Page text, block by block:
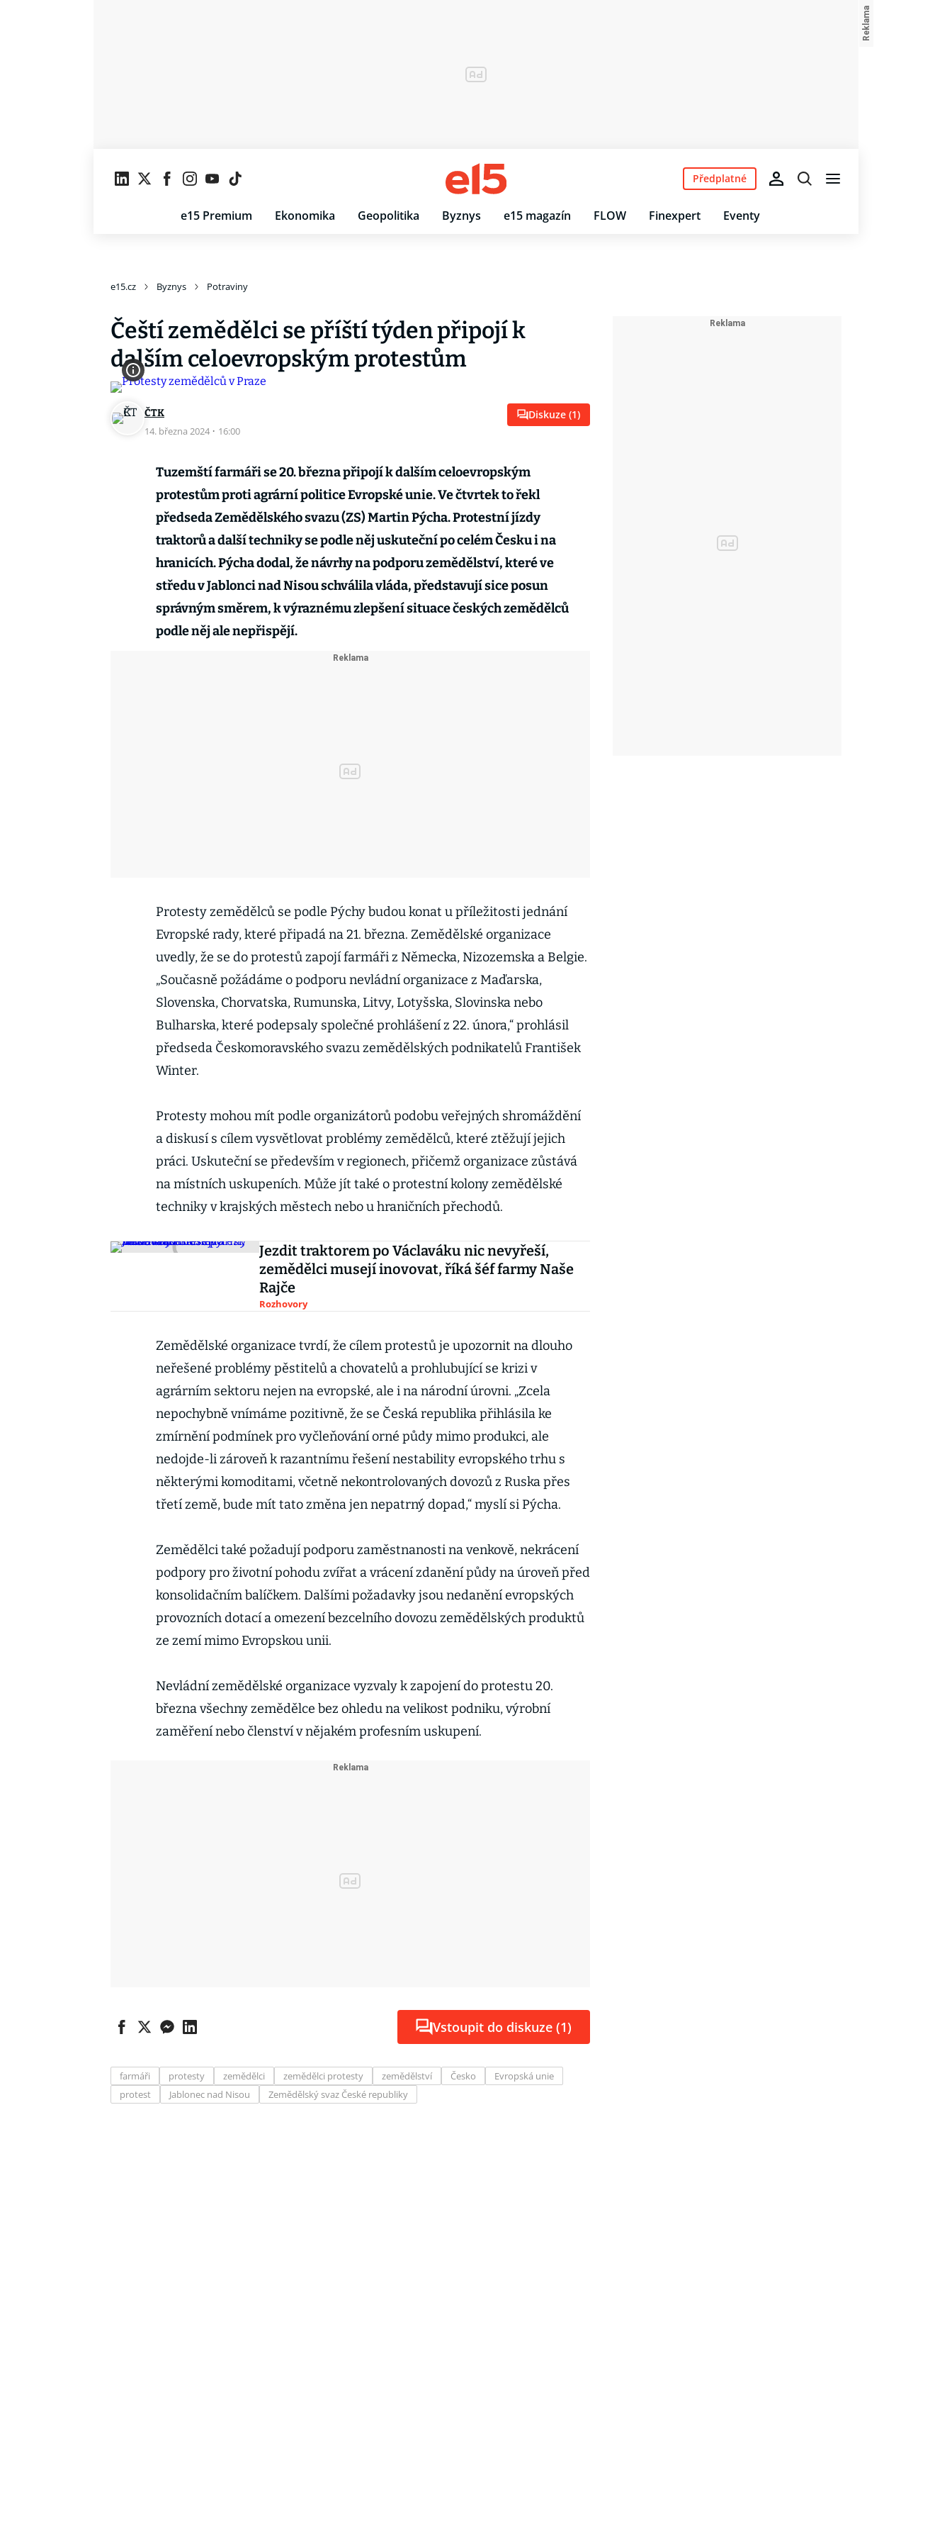
e15 Premium Ekonomika Geopolitika Byznys e15 magazín FLOW Finexpert Eventy
Předplatné
e15.cz Byznys Potraviny
Čeští zemědělci se příští týden připojí k
dalším celoevropským protestům
ČTK
14. března 2024 · 16:00
Diskuze (1)
Tuzemští farmáři se 20. března připojí k dalším celoevropským
protestům proti agrární politice Evropské unie. Ve čtvrtek to řekl
předseda Zemědělského svazu (ZS) Martin Pýcha. Protestní jízdy
traktorů a další techniky se podle něj uskuteční po celém Česku i na
hranicích. Pýcha dodal, že návrhy na podporu zemědělství, které ve
středu v Jablonci nad Nisou schválila vláda, představují sice posun
správným směrem, k výraznému zlepšení situace českých zemědělců
podle něj ale nepřispějí.
Protesty zemědělců se podle Pýchy budou konat u příležitosti jednání
Evropské rady, které připadá na 21. března. Zemědělské organizace
uvedly, že se do protestů zapojí farmáři z Německa, Nizozemska a Belgie.
„Současně požádáme o podporu nevládní organizace z Maďarska,
Slovenska, Chorvatska, Rumunska, Litvy, Lotyšska, Slovinska nebo
Bulharska, které podepsaly společné prohlášení z 22. února,“ prohlásil
předseda Českomoravského svazu zemědělských podnikatelů František
Winter.
Protesty mohou mít podle organizátorů podobu veřejných shromáždění
a diskusí s cílem vysvětlovat problémy zemědělců, které ztěžují jejich
práci. Uskuteční se především v regionech, přičemž organizace zůstává
na místních uskupeních. Může jít také o protestní kolony zemědělské
techniky v krajských městech nebo u hraničních přechodů.
Jezdit traktorem po Václaváku nic nevyřeší,
zemědělci musejí inovovat, říká šéf farmy Naše
Rajče
Rozhovory
Zemědělské organizace tvrdí, že cílem protestů je upozornit na dlouho
neřešené problémy pěstitelů a chovatelů a prohlubující se krizi v
agrárním sektoru nejen na evropské, ale i na národní úrovni. „Zcela
nepochybně vnímáme pozitivně, že se Česká republika přihlásila ke
zmírnění podmínek pro vyčleňování orné půdy mimo produkci, ale
nedojde-li zároveň k razantnímu řešení nestability evropského trhu s
některými komoditami, včetně nekontrolovaných dovozů z Ruska přes
třetí země, bude mít tato změna jen nepatrný dopad,“ myslí si Pýcha.
Zemědělci také požadují podporu zaměstnanosti na venkově, nekrácení
podpory pro životní pohodu zvířat a vrácení zdanění půdy na úroveň před
konsolidačním balíčkem. Dalšími požadavky jsou nedanění evropských
provozních dotací a omezení bezcelního dovozu zemědělských produktů
ze zemí mimo Evropskou unii.
Nevládní zemědělské organizace vyzvaly k zapojení do protestu 20.
března všechny zemědělce bez ohledu na velikost podniku, výrobní
zaměření nebo členství v nějakém profesním uskupení.
Vstoupit do diskuze (1)
farmáři protesty zemědělci zemědělci protesty zemědělství Česko
Evropská unie
protest
Jablonec nad Nisou Zemědělský svaz České republiky